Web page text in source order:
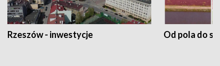
Rzeszów - inwestycje Od pola do